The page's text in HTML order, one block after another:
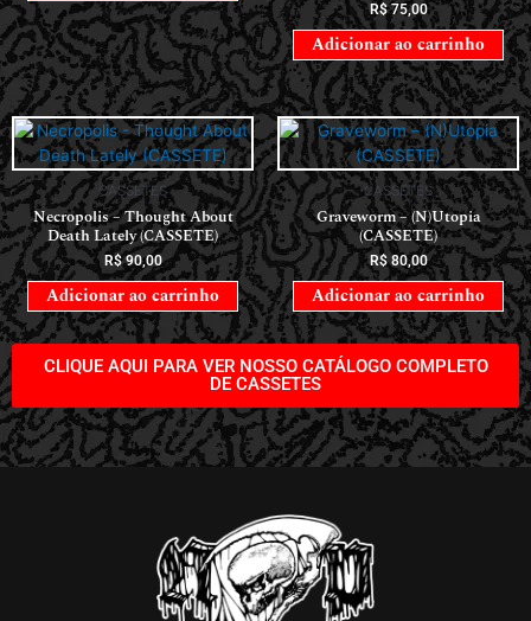
R$75,00
Adicionar ao carrinho
CASSETES
Necropolis – Thought About
Death Lately (CASSETE)
R$90,00
Adicionar ao carrinho
CASSETES
Graveworm – (N)Utopia
(CASSETE)
R$80,00
Adicionar ao carrinho
CLIQUE AQUI PARA VER NOSSO CATÁLOGO COMPLETO
DE CASSETES